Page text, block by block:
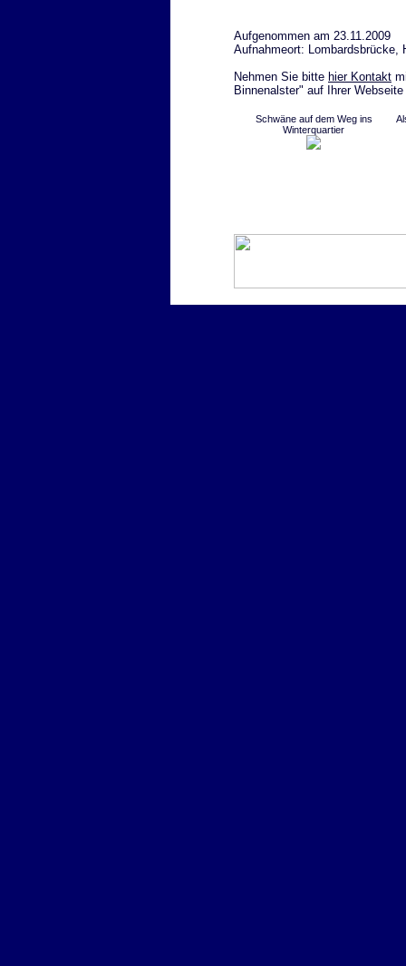
Aufgenommen am 23.11.2009
Aufnahmeort: Lombardsbrücke,
Nehmen Sie bitte hier Kontakt
Binnenalster" auf Ihrer
Schwäne auf dem Weg ins
Winterquartier